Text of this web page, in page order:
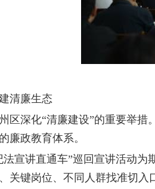
清廉生态
深化“清廉建设”的重要举措
廉政教育体系。
讲直通车”巡回宣讲活动为
关键岗位、不同人群找准切